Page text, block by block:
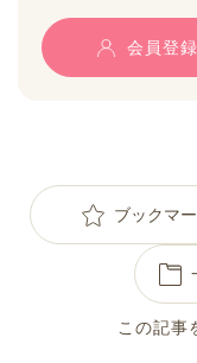
会員登録
ブックマ
この記事